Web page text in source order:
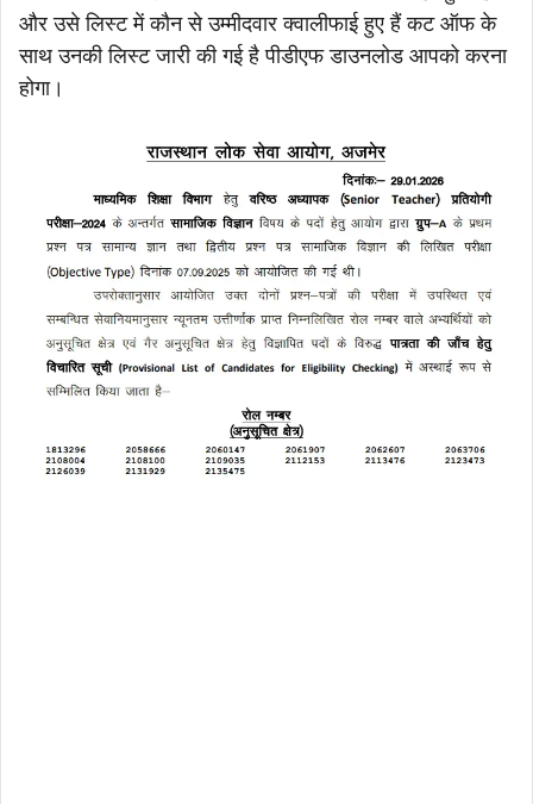
और उसे लिस्ट में कौन से उम्मीदवार क्वालीफाई हुए हैं कट ऑफ के
साथ उनकी लिस्ट जारी की गई है पीडीएफ डाउनलोड आपको करना
होगा।